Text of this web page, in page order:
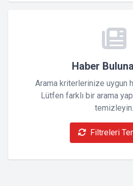
Haber
Arama kriterlerinize uygun
Lütfen farklı bir arama
temizleyin.
Filtreleri